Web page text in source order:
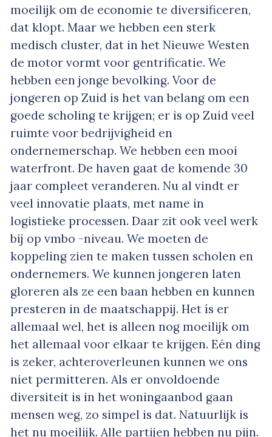
moeilijk om de economie te diversificeren,
dat klopt. Maar we hebben een sterk
medisch cluster, dat in het Nieuwe Westen
de motor vormt voor gentrificatie. We
hebben een jonge bevolking. Voor de
jongeren op Zuid is het van belang om een
goede scholing te krijgen; er is op Zuid veel
ruimte voor bedrijvigheid en
ondernemerschap. We hebben een mooi
waterfront. De haven gaat de komende 30
jaar compleet veranderen. Nu al vindt er
veel innovatie plaats, met name in
logistieke processen. Daar zit ook veel werk
bij op vmbo -niveau. We moeten de
koppeling zien te maken tussen scholen en
ondernemers. We kunnen jongeren laten
gloreren als ze een baan hebben en kunnen
presteren in de maatschappij. Het ís er
allemaal wel, het is alleen nog moeilijk om
het allemaal voor elkaar te krijgen. Eén ding
is zeker, achteroverleunen kunnen we ons
niet permitteren. Als er onvoldoende
diversiteit is in het woningaanbod gaan
mensen weg, zo simpel is dat. Natuurlijk is
het nu moeilijk. Alle partijen hebben nu pijn.